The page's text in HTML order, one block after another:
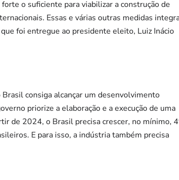
o suficiente para viabilizar a construção de
Essas e várias outras medidas
foi entregue ao presidente eleito, Luiz Inácio
consiga alcançar um desenvolvimento
priorize a elaboração e a execução de uma
de 2024, o Brasil precisa crescer, no mínimo,
E para isso, a indústria também precisa